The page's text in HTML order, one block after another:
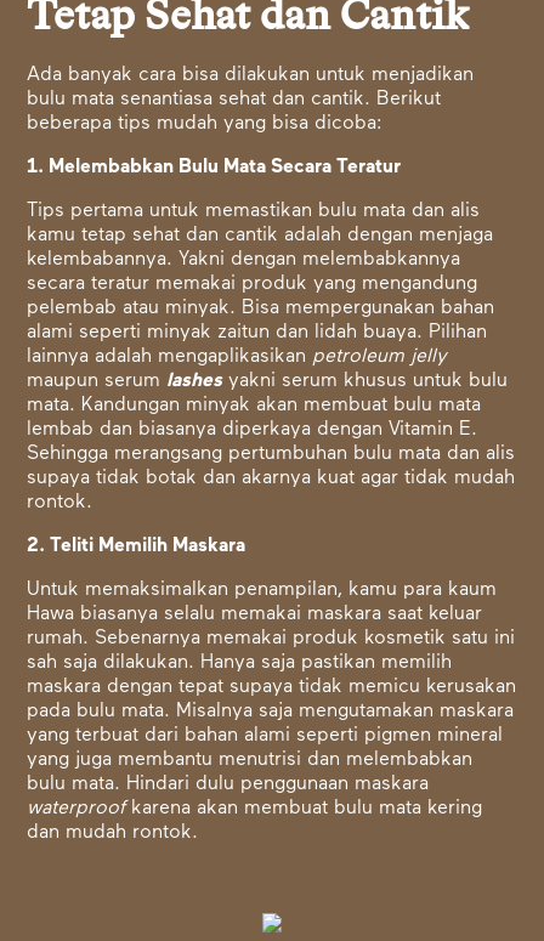
Tetap Sehat dan Cantik
Ada banyak cara bisa dilakukan untuk menjadikan
bulu mata senantiasa sehat dan cantik. Berikut
beberapa tips mudah yang bisa dicoba:
1. Melembabkan Bulu Mata Secara Teratur
Tips pertama untuk memastikan bulu mata dan alis
kamu tetap sehat dan cantik adalah dengan menjaga
kelembabannya. Yakni dengan melembabkannya
secara teratur memakai produk yang mengandung
pelembab atau minyak. Bisa mempergunakan bahan
alami seperti minyak zaitun dan lidah buaya. Pilihan
lainnya adalah mengaplikasikan petroleum jelly
maupun serum lashesyakni serum khusus untuk bulu
mata. Kandungan minyak akan membuat bulu mata
lembab dan biasanya diperkaya dengan Vitamin E.
Sehingga merangsang pertumbuhan bulu mata dan alis
supaya tidak botak dan akarnya kuat agar tidak mudah
rontok.
2. Teliti Memilih Maskara
Untuk memaksimalkan penampilan, kamu para kaum
Hawa biasanya selalu memakai maskara saat keluar
rumah. Sebenarnya memakai produk kosmetik satu ini
sah saja dilakukan. Hanya saja pastikan memilih
maskara dengan tepat supaya tidak memicu kerusakan
pada bulu mata. Misalnya saja mengutamakan maskara
yang terbuat dari bahan alami seperti pigmen mineral
yang juga membantu menutrisi dan melembabkan
bulu mata. Hindari dulu penggunaan maskara
waterproofkarena akan membuat bulu mata kering
dan mudah rontok.